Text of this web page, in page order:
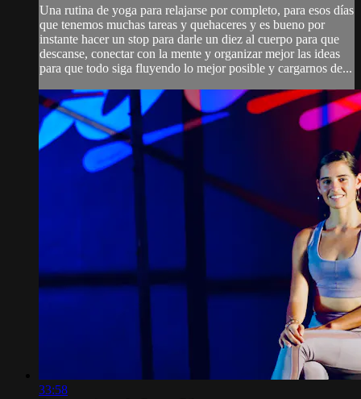
Una rutina de yoga para relajarse por completo, para esos días
que tenemos muchas tareas y quehaceres y es bueno por
instante hacer un stop para darle un diez al cuerpo para que
descanse, conectar con la mente y organizar mejor las ideas
para que todo siga fluyendo lo mejor posible y cargarnos de...
33:58